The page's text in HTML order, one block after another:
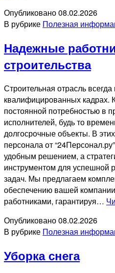
на
строительных
Опубликовано08.02.2026
В рубрике Полезная
Надежные
строительства
Строительная отрасль
квалифицированных кадрах.
постоянной потребностью в
исполнителей, будь то
долгосрочные объекты. В
персонала от
удобным решением, а
инструментом для успешной
задач. Мы предлагаем
обеспечению вашей
работниками, гарантируя…
Опубликовано08.02.2026
В рубрике Полезная
Уборка снега